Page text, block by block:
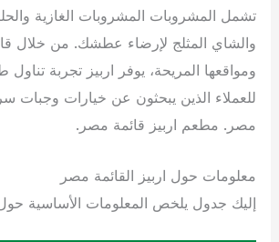
تشمل المشروبات المشروبات الغازية
والشاي المثلج لإرضاء عطشك. من خلال
ومواقعها المريحة، يوفر اربيز تجربة
للعملاء الذين يبحثون عن خيارات وجبات
مصر. مطعم اربيز قائمة مصر.
معلومات حول اربيز القائمة مصر
إليك جدول يلخص المعلومات الأساسية